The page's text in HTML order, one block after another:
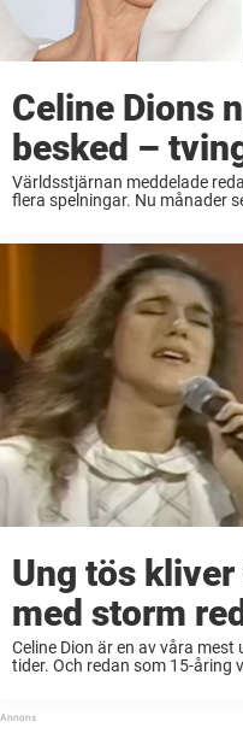
Celine Dions
besked –
Världsstjärnan meddelade
flera spelningar. Nu månader
Ung tös
med storm
Celine Dion är en av våra
tider. Och redan som 15-åring